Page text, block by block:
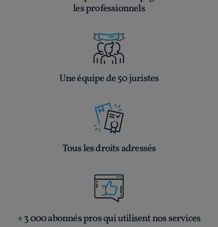
les professionnels
Une équipe de 50 juristes
Tous les droits adressés
+ 3 000 abonnés pros qui utilisent nos services